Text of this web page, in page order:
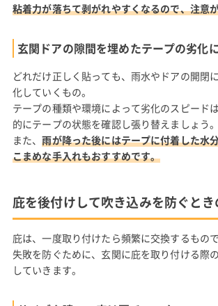
粘着力が落ちて剥がれやすくなるので、注意
玄関ドアの隙間を埋めたテープの劣化
どれだけ正しく貼っても、雨水やドアの開閉
化していくもの。
テープの種類や環境によって劣化のスピード
的にテープの状態を確認し張り替えましょう。
また、雨が降った後にはテープに付着した水
こまめな手入れもおすすめです。
庇を後付けして吹き込みを防ぐと
庇は、一度取り付けたら頻繁に交換するもの
失敗を防ぐために、玄関に庇を取り付ける際
していきます。